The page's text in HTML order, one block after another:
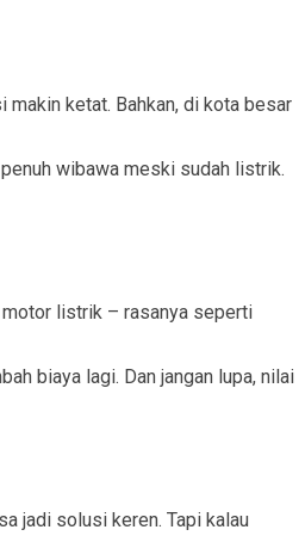
makin ketat. Bahkan, di kota besar
wibawa meski sudah listrik.
motor listrik – rasanya seperti
biaya lagi. Dan jangan lupa, nilai
jadi solusi keren. Tapi kalau